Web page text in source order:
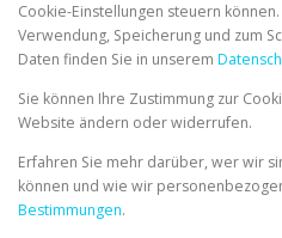
Cookie-Einstellungen steuern
Verwendung, Speicherung und zum
Daten finden Sie in unserem
Sie können Ihre Zustimmung zur
Website ändern oder widerrufen.
Erfahren Sie mehr darüber, wer wir
können und wie wir
Bestimmungen.